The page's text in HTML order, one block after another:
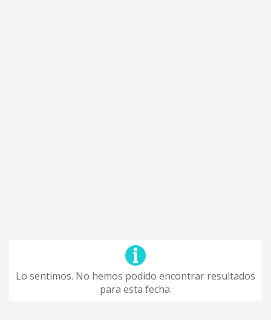
Lo sentimos. No hemos podido encontrar resultados
para esta fecha.